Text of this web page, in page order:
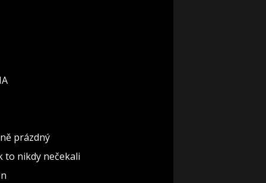
prázdný
to nikdy nečekali